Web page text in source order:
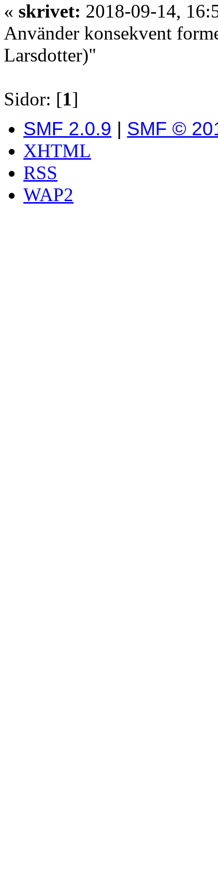
« skrivet: 2018-09-14,
Använder konsekvent
Larsdotter)"
Sidor: [1]
SMF 2.0.9 | SMF ©
XHTML
RSS
WAP2